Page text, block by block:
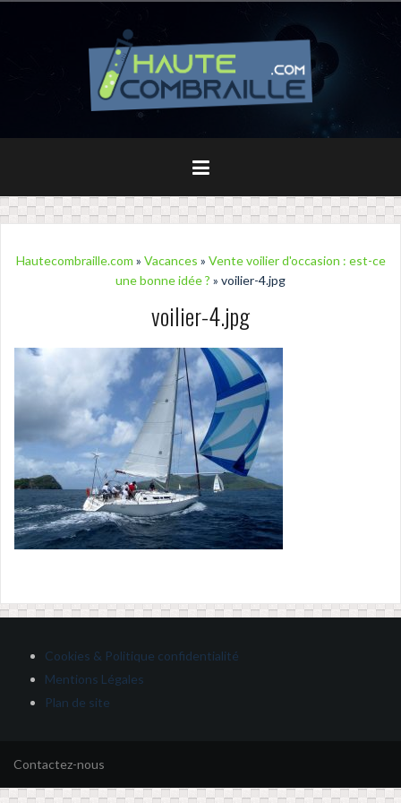
Hautecombraille.com » Vacances » Vente voilier d'occasion : est-ce
une bonne idée ? » voilier-4.jpg
voilier-4.jpg
Cookies & Politique confidentialité
Mentions Légales
Plan de site
Contactez-nous